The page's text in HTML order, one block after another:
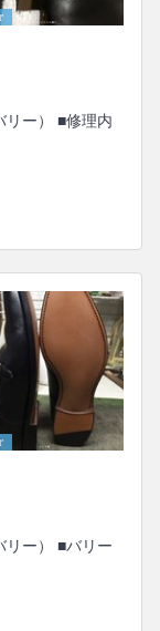
リー） ■修理内
リー） ■バリー